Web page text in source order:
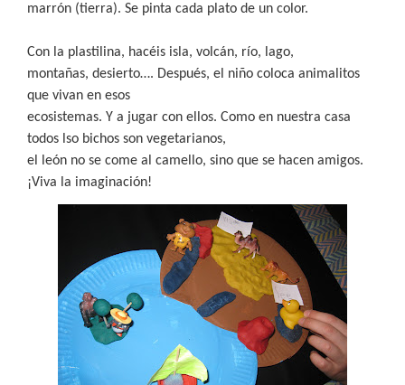
marrón (tierra). Se pinta cada plato de un color.
Con la plastilina, hacéis isla, volcán, río, lago,
montañas, desierto…. Después, el niño coloca animalitos
que vivan en esos
ecosistemas. Y a jugar con ellos. Como en nuestra casa
todos lso bichos son vegetarianos,
el león no se come al camello, sino que se hacen amigos.
¡Viva la imaginación!